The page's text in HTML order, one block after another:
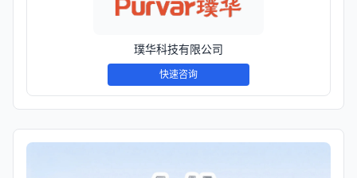
璞华科技有限公司
快速咨询